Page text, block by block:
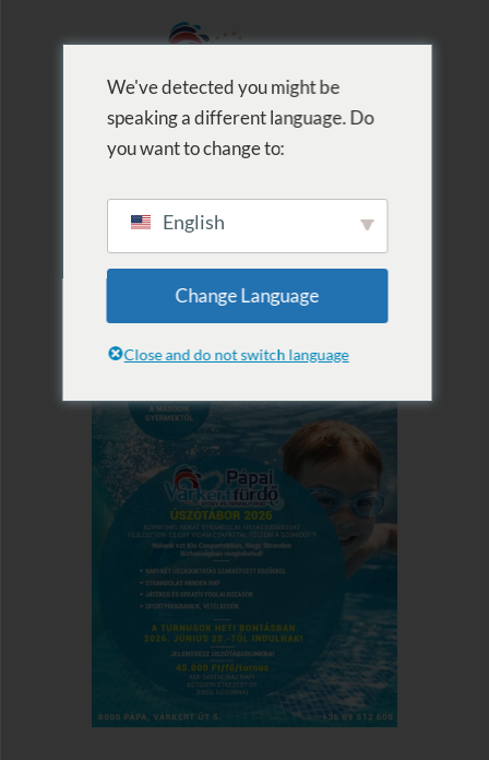
We've detected you might be
speaking a different language. Do
you want to change to:
English
Change Language
Close and do not switch language